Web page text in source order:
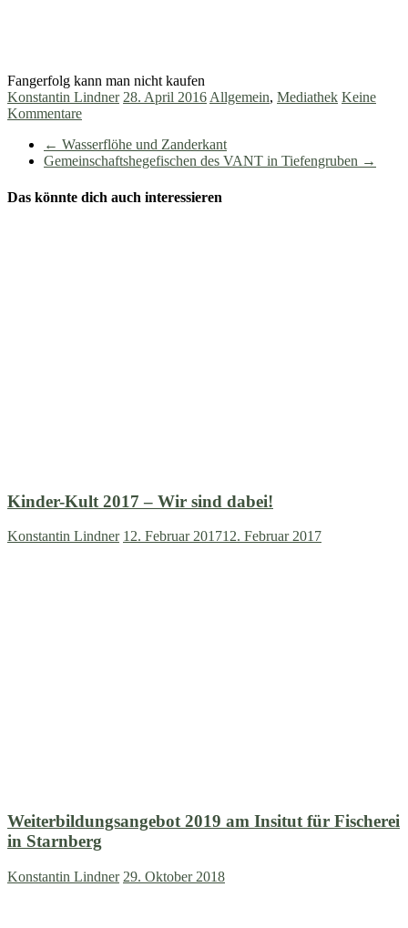
Fangerfolg kann man nicht kaufen
Konstantin Lindner 28. April 2016 Allgemein, Mediathek Keine
Kommentare
← Wasserflöhe und Zanderkant
Gemeinschaftshegefischen des VANT in Tiefengruben →
Das könnte dich auch interessieren
Kinder-Kult 2017 – Wir sind dabei!
Konstantin Lindner 12. Februar 201712. Februar 2017
Weiterbildungsangebot 2019 am Insitut für Fischerei
in Starnberg
Konstantin Lindner 29. Oktober 2018